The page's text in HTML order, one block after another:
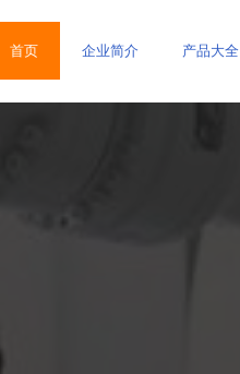
首页 企业简介 产品大全